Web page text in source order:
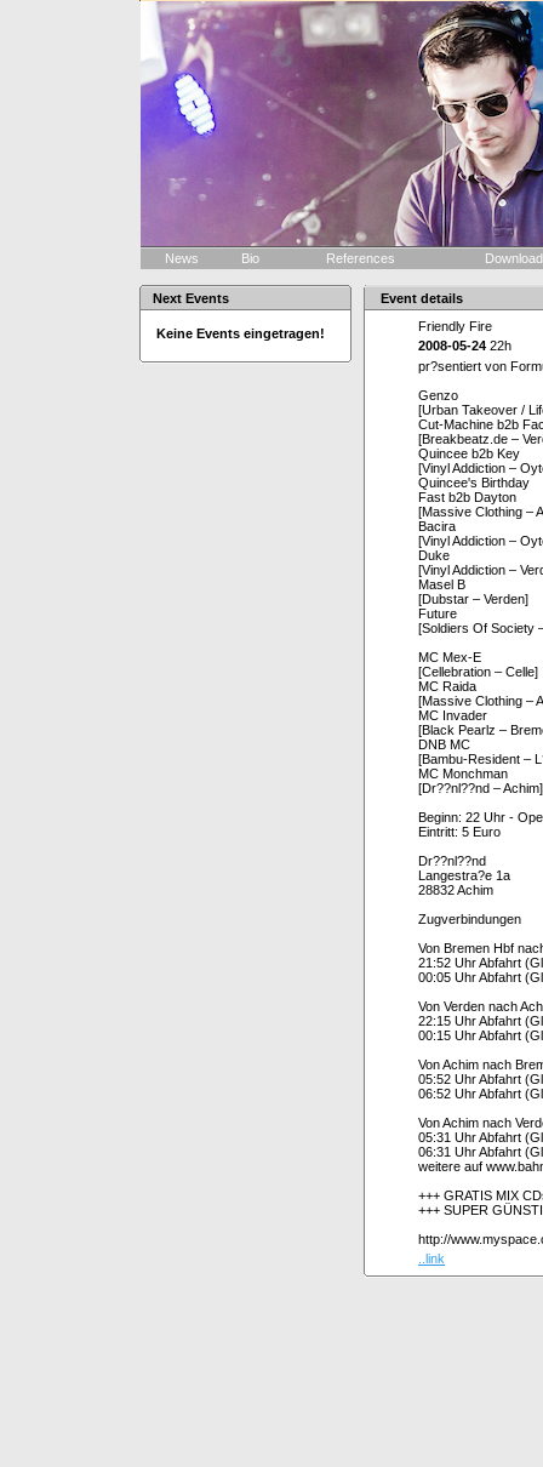
News Bio References
Next Events
Keine Events eingetragen!
Event details
Friendly Fire
2008-05-24 22h
pr?sentiert von
Genzo
[Urban Takeover /
Cut-Machine b2b
[Breakbeatz.de –
Quincee b2b Key
[Vinyl Addiction –
Quincee's Birthday
Fast b2b Dayton
[Massive Clothing –
Bacira
[Vinyl Addiction –
Duke
[Vinyl Addiction –
Masel B
[Dubstar – Verden]
Future
[Soldiers Of Society
MC Mex-E
[Cellebration – Celle]
MC Raida
[Massive Clothing –
MC Invader
[Black Pearlz –
DNB MC
[Bambu-Resident –
MC Monchman
[Dr??nl??nd – Achim]
Beginn: 22 Uhr -
Eintritt: 5 Euro
Dr??nl??nd
Langestra?e 1a
28832 Achim
Zugverbindungen
Von Bremen Hbf
21:52 Uhr Abfahrt
00:05 Uhr Abfahrt
Von Verden nach
22:15 Uhr Abfahrt
00:15 Uhr Abfahrt
Von Achim nach
05:52 Uhr Abfahrt
06:52 Uhr Abfahrt
Von Achim nach
05:31 Uhr Abfahrt
06:31 Uhr Abfahrt
weitere auf
+++ GRATIS MIX
+++ SUPER
http://
..link